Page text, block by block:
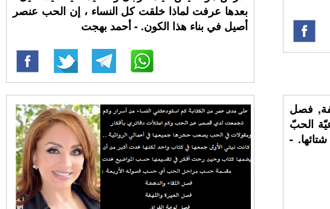
بعدها عرفت لماذا خلقت كل النساء ، إن الحب عنصر
أصيل في بناء هذا الكون. - أحمد بهجت
فصل
الحبّ
-